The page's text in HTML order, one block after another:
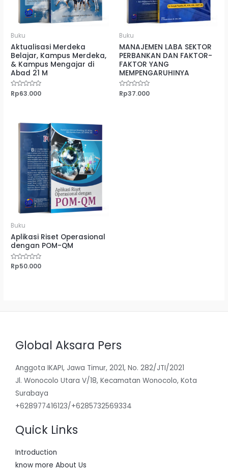
Buku
Aktualisasi Merdeka
Belajar, Kampus Merdeka,
& Kampus Mengajar di
Abad 21 M
Dinilai
0
Rp63.000
Buku
MANAJEMEN LABA SEKTOR
PERBANKAN DAN FAKTOR-
FAKTOR YANG
MEMPENGARUHINYA
Dinilai
0
Rp37.000
Buku
Aplikasi Riset Operasional
dengan POM-QM
Dinilai
Rp50.000
Global Aksara Pers
Anggota IKAPI, Jawa Timur, 2021, No. 282/JTI/2021
Jl. Wonocolo Utara V/18, Kecamatan Wonocolo, Kota
Surabaya
+628977416123/+6285732569334
Quick Links
Introduction
know more About Us